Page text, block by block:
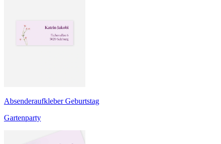
Absenderaufkleber Geburtstag
Gartenparty